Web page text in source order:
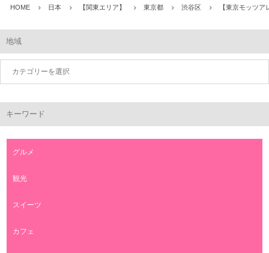
HOME 日本 【関東エリア】 東京都 渋谷区 【東京モッツ
地域
キーワード
グルメ
観光
スイーツ
カフェ